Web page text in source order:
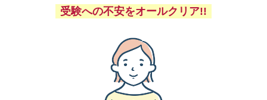
受験への不安をオールクリア!!